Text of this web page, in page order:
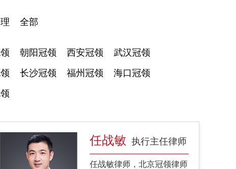
全部
朝阳冠领 西安冠领
武汉冠领
长沙冠领 福州冠领
海口冠领
任战敏 执行主任律师
任战敏律师，北京冠领律师